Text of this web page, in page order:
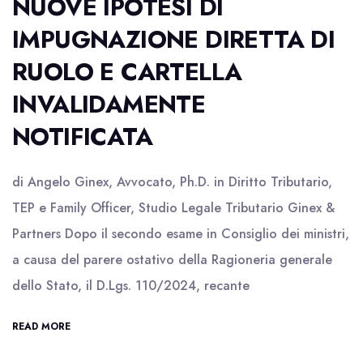
IMPUGNAZIONE DIRETTA DI
RUOLO E CARTELLA
INVALIDAMENTE
NOTIFICATA
di Angelo Ginex, Avvocato, Ph.D. in Diritto Tributario,
TEP e Family Officer, Studio Legale Tributario Ginex &
Partners Dopo il secondo esame in Consiglio dei ministri,
a causa del parere ostativo della Ragioneria generale
dello Stato, il D.Lgs. 110/2024, recante
READ MORE